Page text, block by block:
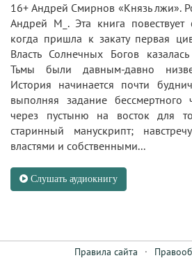
16+ Андрей Смирнов «Князь лжи».
Андрей М_. Эта книга
когда пришла к закату первая
Власть Солнечных Богов
Тьмы были давным-давно
История начинается почти
выполняя задание бессмертного
через пустыню на восток для
старинный манускрипт;
властями и собственными...
Слушать аудиокнигу
Правила сайта ·